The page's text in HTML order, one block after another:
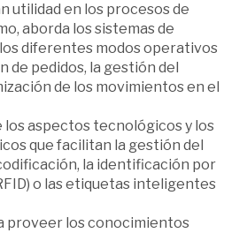
utilidad en los procesos de
aborda los sistemas de
diferentes modos operativos
de pedidos, la gestión del
de los movimientos en el
los aspectos tecnológicos y los
que facilitan la gestión del
la identificación por
o las etiquetas inteligentes
proveer los conocimientos